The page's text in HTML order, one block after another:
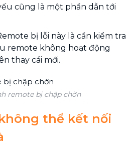
cũng là một phần dẫn tới
bị lỗi này là cần kiểm tra
remote không hoạt động
thay cái mới.
remote bị chập chờn
thể kết nối